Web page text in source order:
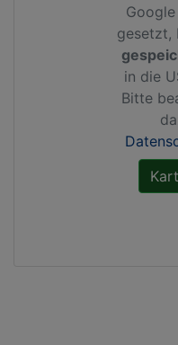
gesetzt,
in die
Bitte